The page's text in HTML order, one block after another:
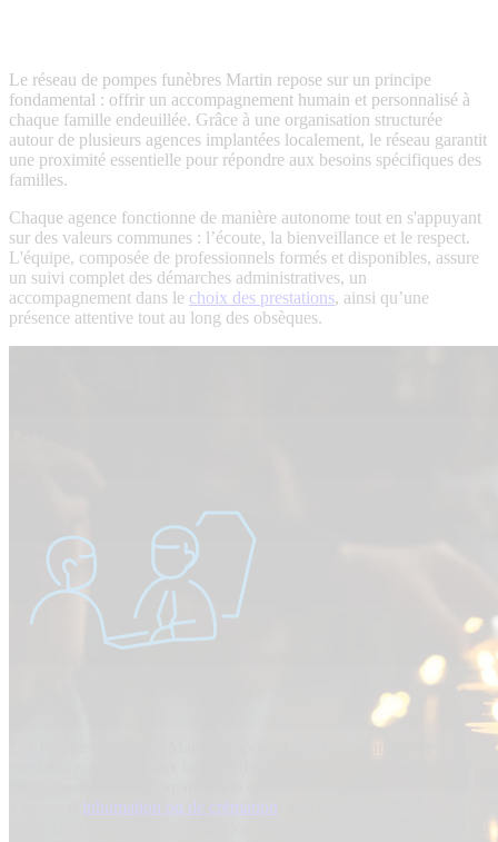
Le réseau de pompes funèbres Martin repose sur un principe
fondamental : offrir un accompagnement humain et personnalisé à
chaque famille endeuillée. Grâce à une organisation structurée
autour de plusieurs agences implantées localement, le réseau garantit
une proximité essentielle pour répondre aux besoins spécifiques des
familles.
Chaque agence fonctionne de manière autonome tout en s'appuyant
sur des valeurs communes : l’écoute, la bienveillance et le respect.
L'équipe, composée de professionnels formés et disponibles, assure
un suivi complet des démarches administratives, un
accompagnement dans le choix des prestations, ainsi qu’une
présence attentive tout au long des obsèques.
inhumation ou de crémation